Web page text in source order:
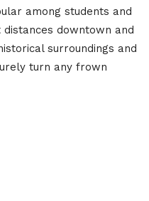
among students and
downtown and
surroundings and
turn any frown